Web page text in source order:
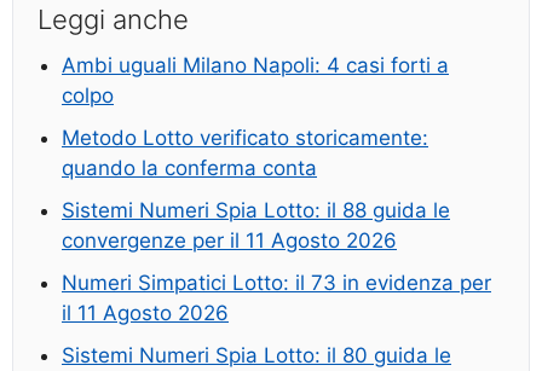
Leggi anche
Ambi uguali Milano Napoli: 4 casi forti a
colpo
Metodo Lotto verificato storicamente:
quando la conferma conta
Sistemi Numeri Spia Lotto: il 88 guida le
convergenze per il 11 Agosto 2026
Numeri Simpatici Lotto: il 73 in evidenza per
il 11 Agosto 2026
Sistemi Numeri Spia Lotto: il 80 guida le